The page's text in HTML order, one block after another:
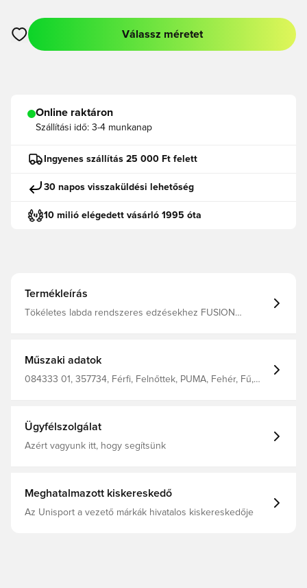
Megnyit egy modált a bejelentkezéshez vagy a tagként való
Válassz méretet
Online raktáron
Szállítási idő: 3-4 munkanap
Ingyenes szállítás 25 000 Ft felett
30 napos visszaküldési lehetőség
10 milió elégedett vásárló 1995 óta
Termékleírás
Tökéletes labda rendszeres edzésekhez FUSION
Műszaki adatok
084333 01, 357734, Férfi, Felnőttek, PUMA, Fehér, Fű,
Ügyfélszolgálat
Azért vagyunk itt, hogy segítsünk
Meghatalmazott kiskereskedő
Az Unisport a vezető márkák hivatalos kiskereskedője